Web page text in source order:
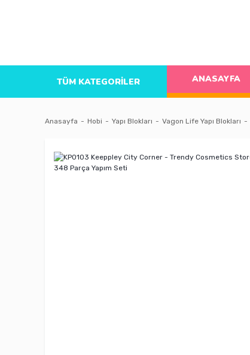
TÜM KATEGORİLER ANASAYFA
Anasayfa Hobi Yapı Blokları Vagon Life Yapı Blokları